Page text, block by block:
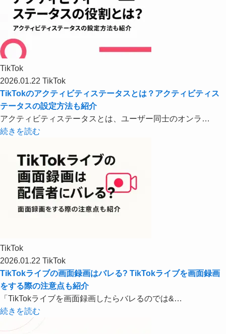
TikTok
2026.01.22 TikTok
TikTokのアクティビティステータスとは？アクティビティス
テータスの設定方法も紹介
アクティビティステータスとは、ユーザー同士のオンラ…
続きを読む
TikTok
2026.01.22 TikTok
TikTokライブの画面録画はバレる? TikTokライブを画面録画
をする際の注意点も紹介
「TikTokライブを画面録画したらバレるのでは&…
続きを読む